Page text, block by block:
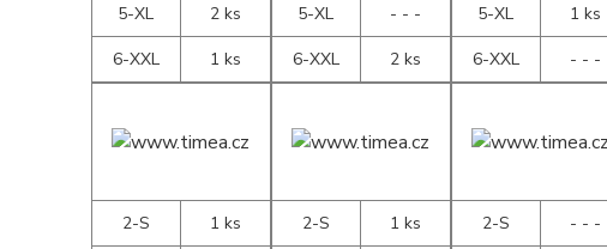
5-XL
2 ks
6-XXL
1 ks
5-XL
- - -
6-XXL
2 ks
5-XL
1 ks
6-XXL
- - -
2-S
1 ks
2-S
1 ks
2-S
- - -